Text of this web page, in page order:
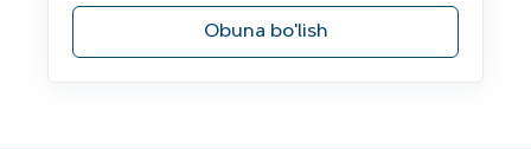
Obuna bo'lish